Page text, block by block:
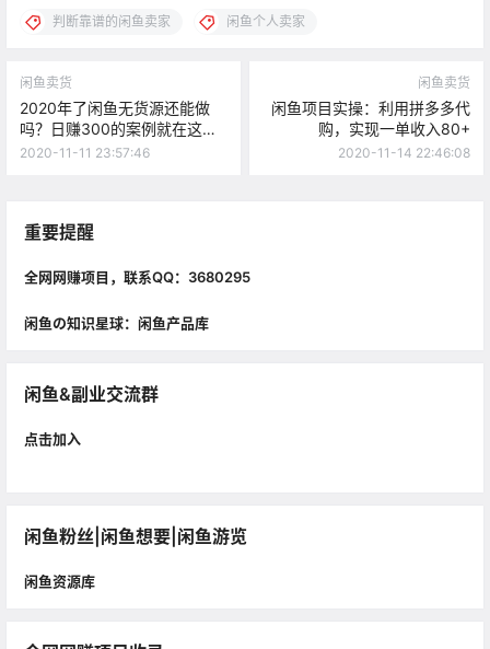
判断靠谱的闲鱼卖家 闲鱼个人卖家
闲鱼卖货
2020年了闲鱼无货源还能做
吗？日赚300的案例就在这
里！
2020-11-11 23:57:46
闲鱼卖货
闲鱼项目实操：利用拼多多代
购，实现一单收入80+
2020-11-14 22:46:08
重要提醒
全网网赚项目，联系QQ：3680295
闲鱼の知识星球：闲鱼产品库
闲鱼&副业交流群
点击加入
闲鱼粉丝|闲鱼想要|闲鱼游览
闲鱼资源库